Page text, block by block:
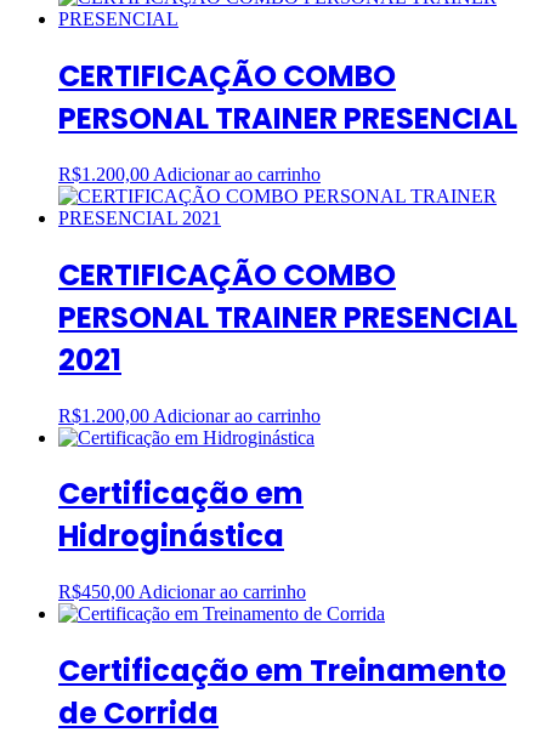
CERTIFICAÇÃO COMBO
PERSONAL TRAINER PRESENCIAL
R$1.200,00 Adicionar ao carrinho
CERTIFICAÇÃO COMBO
PERSONAL TRAINER PRESENCIAL
2021
R$1.200,00 Adicionar ao carrinho
Certificação em
Hidroginástica
R$450,00 Adicionar ao carrinho
Certificação em Treinamento
de Corrida